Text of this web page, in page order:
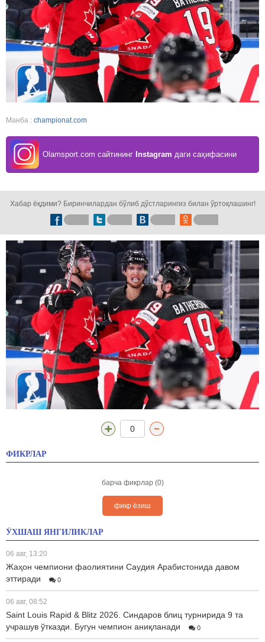
Манба : championat.com
Olamsport.com сайтининг Instagram даги саҳифасини
Хабар ёқдими? Биринчилардан бўлиб дўстларингиз билан ўртоқлашинг!
0
ФИКРЛАР
барча фикрлар (0)
фикр ёзиш
ЎХШАШ ЯНГИЛИКЛАР
06 авг, 13:20
Жаҳон чемпиони фаолиятини Саудия Арабистонида давом
эттиради
0
06 авг, 08:52
Saint Louis Rapid & Blitz 2026. Синдаров блиц турнирида 9 та
учрашув ўтказди. Бугун чемпион аниқланади
0